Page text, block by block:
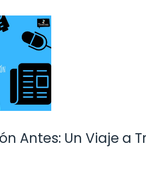
Antes: Un Viaje a